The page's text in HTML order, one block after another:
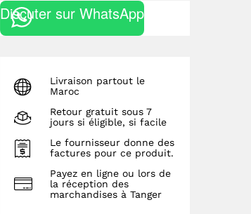
Discuter sur WhatsApp
Livraison partout le
Maroc
Retour gratuit sous 7
jours si éligible, si facile
Le fournisseur donne des
factures pour ce produit.
Payez en ligne ou lors de
la réception des
marchandises à Tanger